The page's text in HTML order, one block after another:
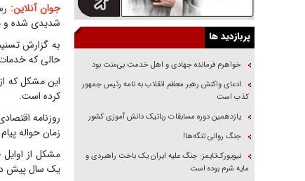
جوان آنلاین:
شدیدی شده و
به گزارش
حالی که
این مشکل که
کرده است.
روزنامه
زمان حواله
مشکل از
یک سال پیش
پربازدید ها
خواهرم فرمانده جهادی و اهل خدمت بی‌منت بود
ادعای واکنش رهبر معظم انقلاب به نامه رئیس جمهور
کذب است
یازدهمین دوره مسابقات رباتیک دانش آموزی کشور
جنگ روانی تنگه‌ها!
نیویورک‌تایمز: جنگ علیه ایران یک باخت راهبردی و
مایه شرم بوده است